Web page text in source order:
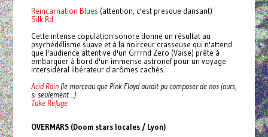
Reincarnation Blues (attention, c'est presque dansant)
Silk Rd
Cette intense copulation sonore donne un résultat au
psychédélisme suave et à la noirceur crasseuse qui n'attend
que l'audience attentive d'un Grrrnd Zero (Vaise) prête à
embarquer à bord d'un immense astronef pour un voyage
intersidéral libérateur d'arômes cachés.
Acid Rain(le morceau que Pink Floyd aurait pu composer de nos jours,
si seulement ...)
Take Refuge
OVERMARS (Doom stars locales / Lyon)